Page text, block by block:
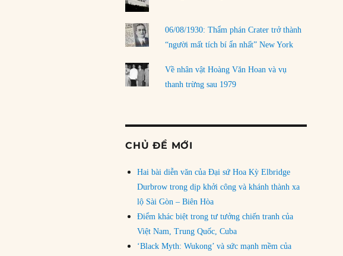
06/08/1930: Thẩm phán Crater trở thành
“người mất tích bí ẩn nhất” New York
Về nhân vật Hoàng Văn Hoan và vụ
thanh trừng sau 1979
CHỦ ĐỀ MỚI
Hai bài diễn văn của Đại sứ Hoa Kỳ Elbridge
Durbrow trong dịp khởi công và khánh thành xa
lộ Sài Gòn – Biên Hòa
Điểm khác biệt trong tư tưởng chiến tranh của
Việt Nam, Trung Quốc, Cuba
‘Black Myth: Wukong’ và sức mạnh mềm của